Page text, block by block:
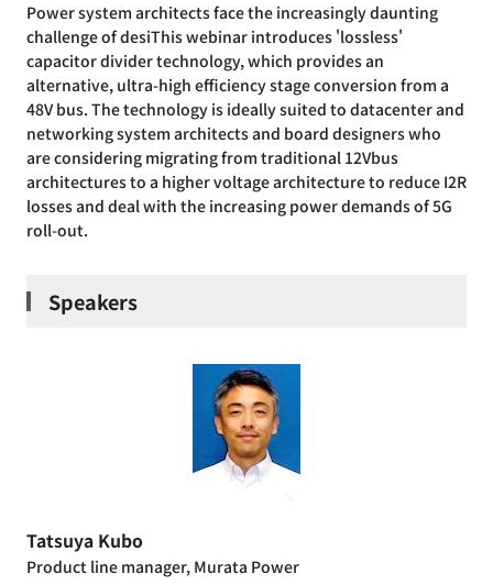
Power system architects face the increasingly daunting
challenge of desiThis webinar introduces 'lossless'
capacitor divider technology, which provides an
alternative, ultra-high efficiency stage conversion from a
48V bus. The technology is ideally suited to datacenter and
networking system architects and board designers who
are considering migrating from traditional 12Vbus
architectures to a higher voltage architecture to reduce I2R
losses and deal with the increasing power demands of 5G
roll-out.
Speakers
Tatsuya Kubo
Product line manager, Murata Power